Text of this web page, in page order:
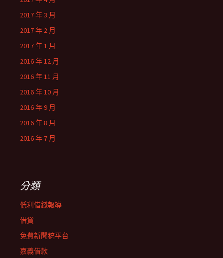
2017 年 3 月
2017 年 2 月
2017 年 1 月
2016 年 12 月
2016 年 11 月
2016 年 10 月
2016 年 9 月
2016 年 8 月
2016 年 7 月
分類
低利借錢報導
借貸
免費新聞稿平台
嘉義借款